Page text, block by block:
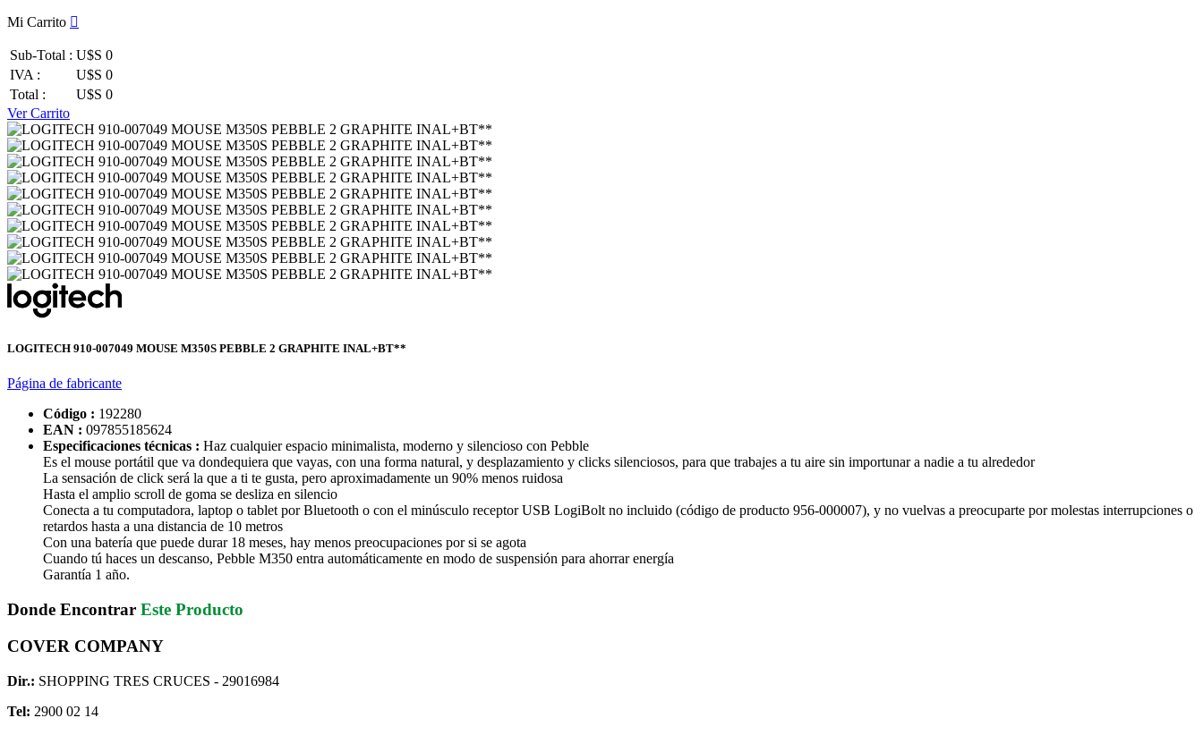
Mi Carrito
Sub-Total : U$S 0
IVA :
U$S 0
Total :
U$S 0
Ver Carrito
LOGITECH 910-007049 MOUSE M350S PEBBLE 2 GRAPHITE INAL+BT**
Página de fabricante
Código : 192280
EAN : 097855185624
Especificaciones técnicas : Haz cualquier espacio minimalista, moderno y silencioso con Pebble
Es el mouse portátil que va dondequiera que vayas, con una forma natural, y desplazamiento y clicks silenciosos, para que trabajes a tu aire sin importunar a nadie a tu alrededor
La sensación de click será la que a ti te gusta, pero aproximadamente un 90% menos ruidosa
Hasta el amplio scroll de goma se desliza en silencio
Conecta a tu computadora, laptop o tablet por Bluetooth o con el minúsculo receptor USB LogiBolt no incluido (código de producto 956-000007), y no vuelvas a preocuparte por molestas interrupciones o
retardos hasta a una distancia de 10 metros
Con una batería que puede durar 18 meses, hay menos preocupaciones por si se agota
Cuando tú haces un descanso, Pebble M350 entra automáticamente en modo de suspensión para ahorrar energía
Garantía 1 año.
Donde Encontrar Este Producto
COVER COMPANY
Dir.: SHOPPING TRES CRUCES - 29016984
Tel: 2900 02 14